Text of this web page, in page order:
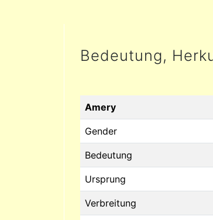
Bedeutung,
Amery
Gender
Bedeutung
Ursprung
Verbreitung